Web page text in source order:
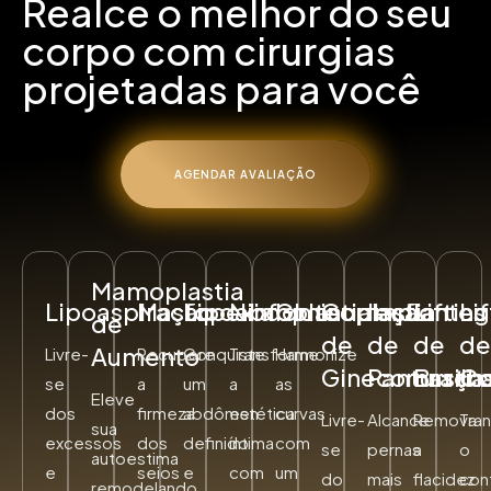
Realce o melhor do seu
corpo com cirurgias
projetadas para você
AGENDAR AVALIAÇÃO
Lipoaspiração
Livre-
se
dos
excessos
e
Mamoplastia
de
Aumento
Eleve
sua
autoestima
remodelando
Mastopexia
Recupere
a
firmeza
dos
seios
Lipoabdominoplastia
Conquiste
um
abdômen
definido
e
Ninfoplastia
Transforme
a
estética
íntima
com
Gluteoplastia
Harmonize
as
curvas
com
um
Correção
de
Ginecomastia
Livre-
se
do
Implantes
de
Alcance
pernas
mais
Lifting
de
Remova
a
flacidez
de
o